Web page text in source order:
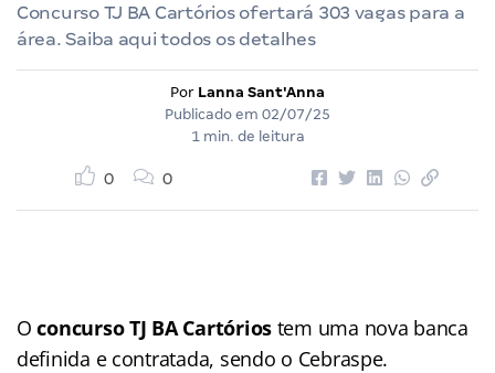
Concurso TJ BA Cartórios ofertará 303 vagas para a
área. Saiba aqui todos os detalhes
Por Lanna Sant'Anna
Publicado em 02/07/25
1 min. de leitura
0 0
Oconcurso TJ BA Cartórios tem uma nova banca
definida e contratada, sendo o Cebraspe.